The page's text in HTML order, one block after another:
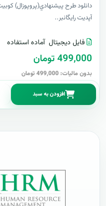
آپدیت رایگانبر..
فایل دیجیتال آماده استفاده
499,000 تومان
بدون مالیات: 499,000 تومان
افزودن به سبد